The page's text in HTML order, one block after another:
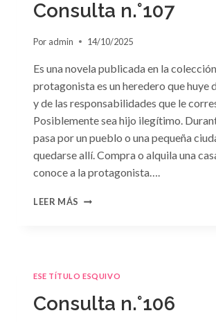
Consulta n.°107
Por admin 14/10/2025
Es una novela publicada en la
protagonista es un heredero que huye
y de las responsabilidades que le
Posiblemente sea hijo ilegítimo.
pasa por un pueblo o una pequeña
quedarse allí. Compra o alquila una
conoce a la protagonista….
LEER MÁS CONSULTA
ESE TÍTULO ESQUIVO
Consulta n.°106